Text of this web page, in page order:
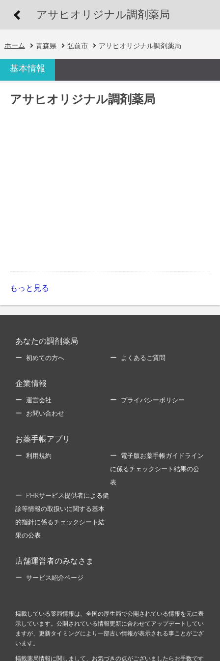
アサヒオリジナル調剤薬局
ホーム 青森県 弘前市 アサヒオリジナル調剤薬局
基本情報
アサヒオリジナル調剤薬局
もっと見る
あなたの調剤薬局
初めての方へ よくあるご質問
企業情報
運営会社 プライバシーポリシー
お問い合わせ
お薬手帳アプリ
利用規約 電子版お薬手帳ガイドライン
に係るチェックシート結果の公
表
PHRサービス提供者による健
診等情報の取扱いに関する基本
的指針に係るチェックシート結
果の公表
店舗運営者のみなさま
サービス紹介ページ
掲載している薬局情報は、全国の厚生局で公開されている情報を元に表
示しています。公開されている情報更新に合わせてアップデートしてい
ますが、更新タイミングにより一部古い情報が表示される事ことがござ
います。
掲載薬局情報に関しまして、お気づきの点がございましたらお手数です